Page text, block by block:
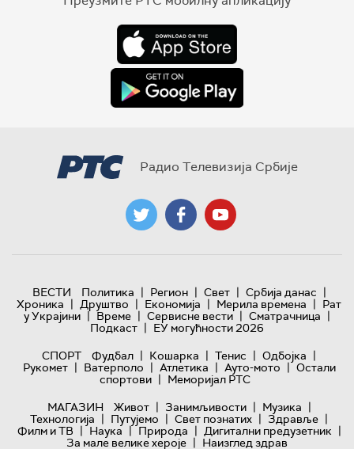
Радио Телевизија Србије
ВЕСТИ Политика | Регион | Свет | Србија данас |
Хроника | Друштво | Економија | Мерила времена | Рат
у Украјини | Време | Сервисне вести | Сматрачница |
Подкаст | ЕУ могућности 2026
СПОРТ
Фудбал | Кошарка | Тенис | Одбојка |
Рукомет | Ватерполо | Атлетика | Ауто-мото | Остали
спортови | Меморијал РТС
МАГАЗИН
Живот | Занимљивости | Музика |
Технологијa | Путујемо | Свет познатих | Здравље |
Филм и ТВ | Наука | Природа | Дигитални предузетник |
За мале велике хероје | Наизглед здрав